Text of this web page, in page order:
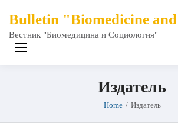
Bulletin "Biomedicine
Вестник "Биомедицина и Социология"
Издатель
Home / Издатель